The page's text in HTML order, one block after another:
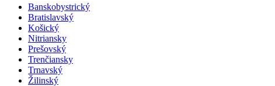
Banskobystrický
Bratislavský
Košický
Nitriansky
Prešovský
Trenčiansky
Trnavský
Žilinský